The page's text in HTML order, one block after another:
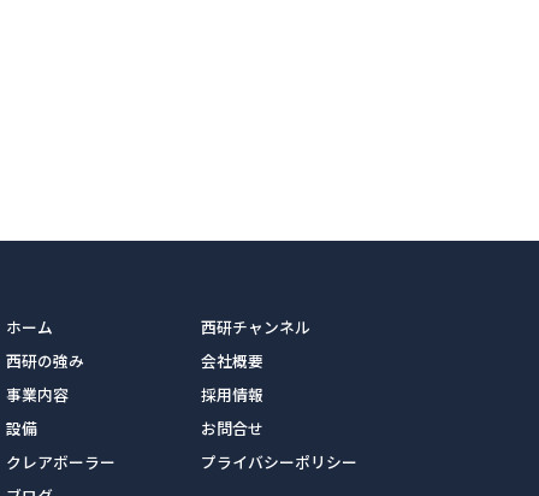
ホーム
西研の強み
事業内容
設備
クレアボーラー
西研チャンネル
会社概要
採用情報
お問合せ
プライバシーポリシー